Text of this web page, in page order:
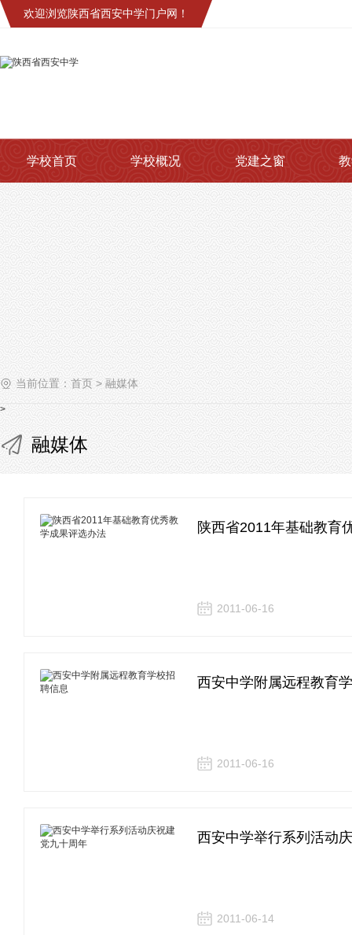
欢迎浏览陕西省西安中学门户网！
学校首页 学校概况 党建之窗
当前位置： 首页 > 融媒体
>
融媒体
陕西省2011年基础教育
2011-06-16
西安中学附属远程教育
2011-06-16
西安中学举行系列活动
2011-06-14